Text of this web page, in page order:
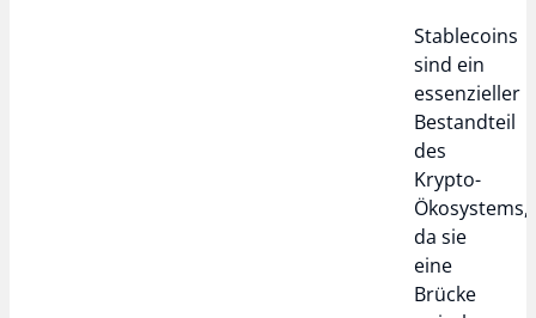
Stablecoins
sind ein
essenzieller
Bestandteil
des
Krypto-
Ökosystems,
da sie
eine
Brücke